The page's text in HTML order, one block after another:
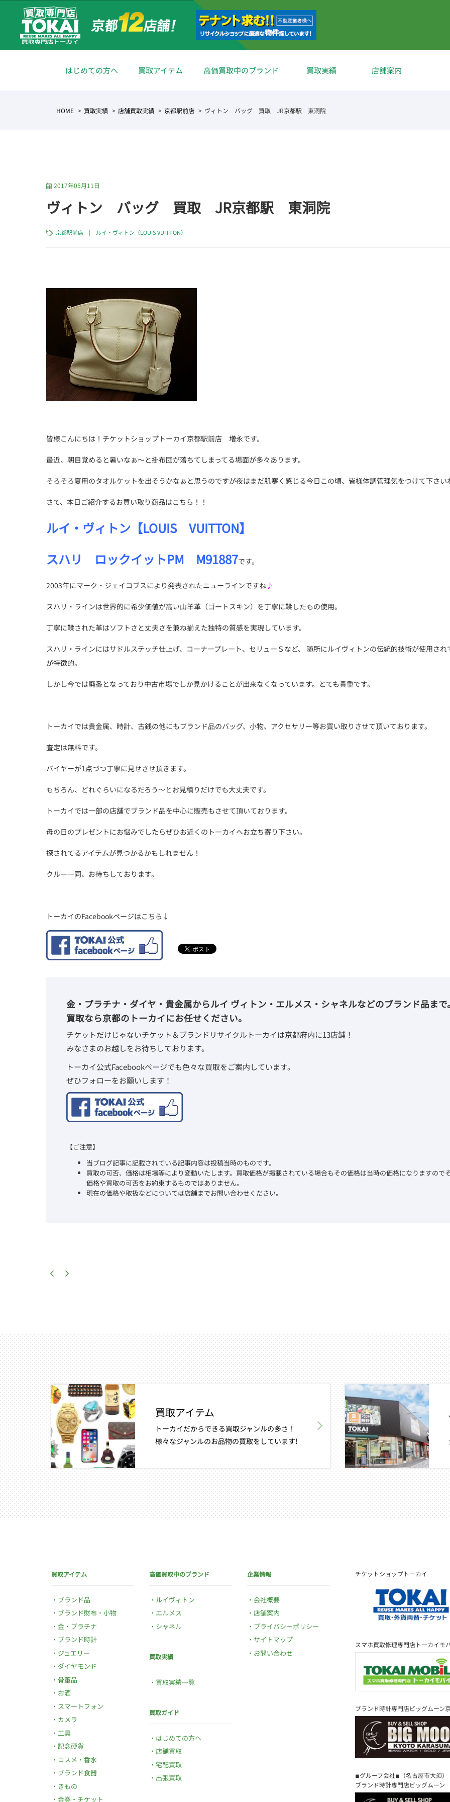
はじめての方へ 買取アイテム 高価買取中のブランド 買取実績 店舗案内
HOME 買取実績 店舗買取実績 京都駅前店 ヴィトン バッグ 買取 JR京都駅 東洞院
2017年05月11日
ヴィトン バッグ 買取 JR京都駅 東洞院
京都駅前店 | ルイ・ヴィトン（LOUIS VUITTON）
皆様こんにちは！チケットショップトーカイ京都駅前店 増永です。
最近、朝目覚めると暑いなぁ～と掛布団が落ちてしまってる場面が多々あります。
そろそろ夏用のタオルケットを出そうかなぁと思うのですが夜はまだ肌寒く感じる今日この頃、皆様体調管理気をつけて下さい
さて、本日ご紹介するお買い取り商品はこちら！！
ルイ・ヴィトン【LOUIS VUITTON】
スハリ ロックイットPM M91887です。
2003年にマーク・ジェイコブスにより発表されたニューラインですね♪
スハリ・ラインは世界的に希少価値が高い山羊革（ゴートスキン）を丁寧に鞣したもの使用。
丁寧に鞣された革はソフトさと丈夫さを兼ね揃えた独特の質感を実現しています。
スハリ・ラインにはサドルステッチ仕上げ、コーナープレート、セリューＳなど、 随所にルイヴィトンの伝統的技術が使用され
が特徴的。
しかし今では廃番となっており中古市場でしか見かけることが出来なくなっています。とても貴重です。
トーカイでは貴金属、時計、古銭の他にもブランド品のバッグ、小物、アクセサリー等お買い取りさせて頂いております。
査定は無料です。
バイヤーが1点づつ丁寧に見せさせ頂きます。
もちろん、どれぐらいになるだろう～とお見積りだけでも大丈夫です。
トーカイでは一部の店舗でブランド品を中心に販売もさせて頂いております。
母の日のプレゼントにお悩みでしたらぜひお近くのトーカイへお立ち寄り下さい。
探されてるアイテムが見つかるかもしれません！
クルー一同、お待ちしております。
トーカイのFacebookページはこちら↓
金・プラチナ・ダイヤ・貴金属からルイ ヴィトン・エルメス・シャネルなどのブランド品まで
買取なら京都のトーカイにお任せください。
チケットだけじゃないチケット＆ブランドリサイクルトーカイは京都府内に13店舗！
みなさまのお越しをお待ちしております。
トーカイ公式Facebookページでも色々な買取をご案内しています。
ぜひフォローをお願いします！
【ご注意】
当ブログ記事に記載されている記事内容は投稿当時のものです。
買取の可否、価格は相場等により変動いたします。買取価格が掲載されている場合もその価格は当時の価格になりますので
価格や買取の可否をお約束するものではありません。
現在の価格や取扱などについては店舗までお問い合わせください。
買取アイテム
トーカイだからできる買取ジャンルの多さ！
様々なジャンルのお品物の買取をしています!
買取アイテム
ブランド品
ブランド財布・小物
金・プラチナ
ブランド時計
ジュエリー
ダイヤモンド
骨董品
お酒
スマートフォン
カメラ
工具
記念硬貨
コスメ・香水
ブランド食器
きもの
金券・チケット
高価買取中のブランド
ルイヴィトン
エルメス
シャネル
買取実績
買取実績一覧
買取ガイド
はじめての方へ
店舗買取
宅配買取
出張買取
企業情報
会社概要
店舗案内
プライバシーポリシー
サイトマップ
お問い合わせ
チケットショップトーカイ
スマホ買取修理専門店トーカイモ
ブランド時計専門店ビッグムーン
◾︎グループ会社◾︎（名古屋市大須）
ブランド時計専門店ビッグムーン